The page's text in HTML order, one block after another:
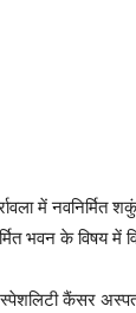
में नवनिर्मित
भवन के विषय में
कैंसर